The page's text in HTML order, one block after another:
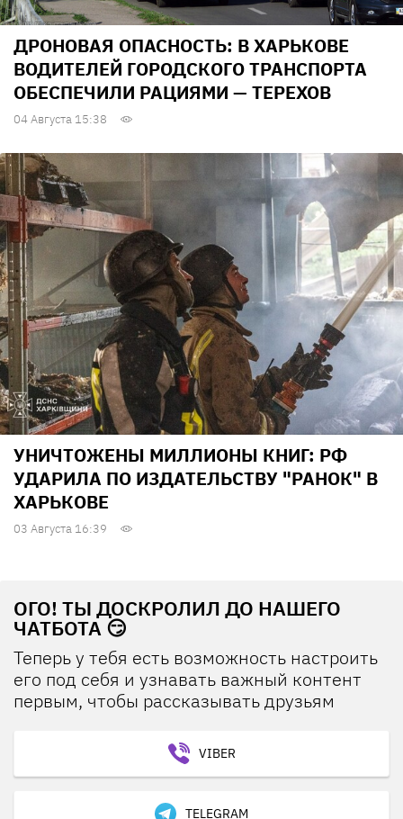
ДРОНОВАЯ ОПАСНОСТЬ: В ХАРЬКОВЕ
ВОДИТЕЛЕЙ ГОРОДСКОГО ТРАНСПОРТА
ОБЕСПЕЧИЛИ РАЦИЯМИ — ТЕРЕХОВ
04 Августа 15:38
УНИЧТОЖЕНЫ МИЛЛИОНЫ КНИГ: РФ
УДАРИЛА ПО ИЗДАТЕЛЬСТВУ "РАНОК" В
ХАРЬКОВЕ
03 Августа 16:39
ОГО! ТЫ ДОСКРОЛИЛ ДО НАШЕГО
ЧАТБОТА 😏
Теперь у тебя есть возможность настроить
его под себя и узнавать важный контент
первым, чтобы рассказывать друзьям
VIBER
TELEGRAM